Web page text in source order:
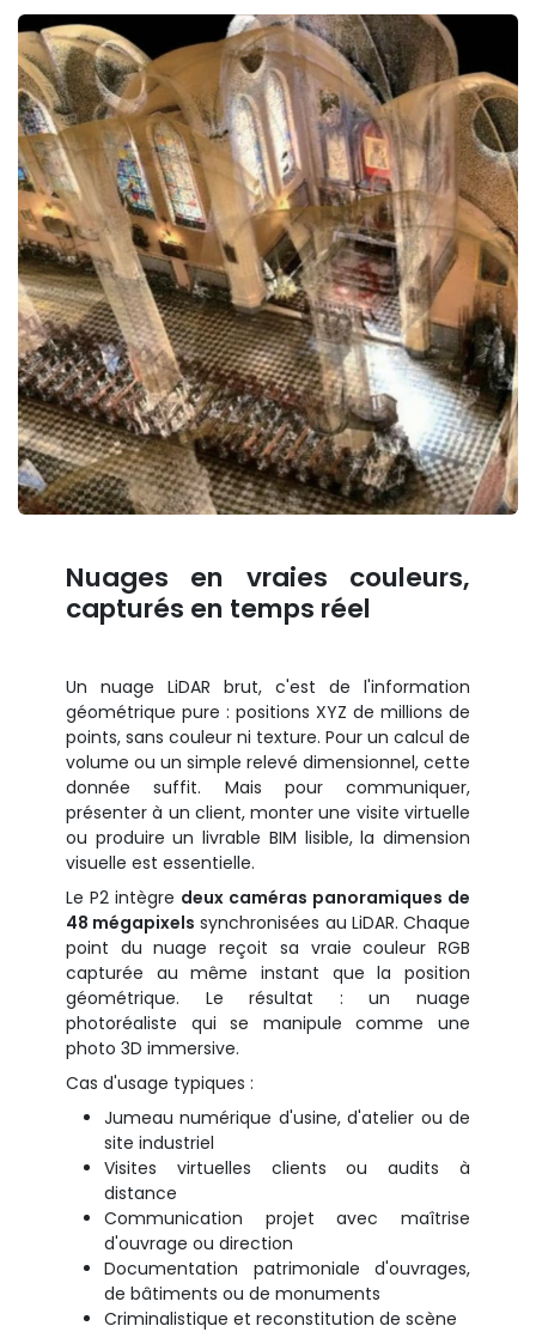
Nuages en vraies couleurs,
capturés en temps réel
Un nuage LiDAR brut, c'est de l'information
géométrique pure : positions XYZ de millions de
points, sans couleur ni texture. Pour un calcul de
volume ou un simple relevé dimensionnel, cette
donnée suffit. Mais pour communiquer,
présenter à un client, monter une visite virtuelle
ou produire un livrable BIM lisible, la dimension
visuelle est essentielle.
Le P2 intègre deux caméras panoramiques de
48 mégapixels synchronisées au LiDAR. Chaque
point du nuage reçoit sa vraie couleur RGB
capturée au même instant que la position
géométrique. Le résultat : un nuage
photoréaliste qui se manipule comme une
photo 3D immersive.
Cas d'usage typiques :
Jumeau numérique d'usine, d'atelier ou de
site industriel
Visites virtuelles clients ou audits à
distance
Communication projet avec maîtrise
d'ouvrage ou direction
Documentation patrimoniale d'ouvrages,
de bâtiments ou de monuments
Criminalistique et reconstitution de scène